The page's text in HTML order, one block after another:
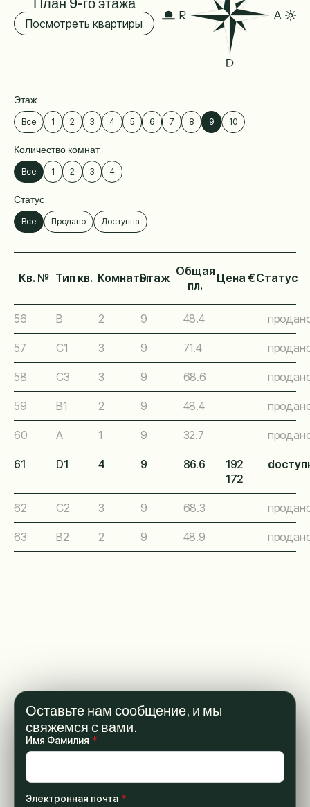
Посмотреть квартиры
Этаж
Этаж
Все 1 2 3 4 5 6 7 8 9 10
Количество комнат
Количество комнат
Все 1 2 3 4
Статус
Статус
Все Продано Доступна
Кв. № Тип кв. КомнатыЭтаж
Общая
пл.
Цена €Статус
56 B 2 9 48.4
57 C1 3 9 71.4
58 C3 3 9 68.6
59 B1 2 9 48.4
60 A 1 9 32.7
61 D1 4 9 86.6
192
172
62 C2 3 9 68.3
63 B2 2 9 48.9
Оставьте нам сообщение, и мы
свяжемся с вами.
Имя Фамилия *
Электронная почта *